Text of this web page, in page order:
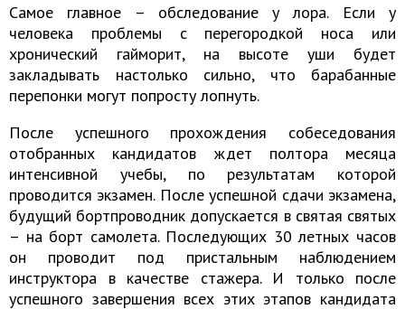
Самое главное – обследование у лора. Если у
человека проблемы с перегородкой носа или
хронический гайморит, на высоте уши будет
закладывать настолько сильно, что барабанные
перепонки могут попросту лопнуть.
После успешного прохождения собеседования
отобранных кандидатов ждет полтора месяца
интенсивной учебы, по результатам которой
проводится экзамен. После успешной сдачи экзамена,
будущий бортпроводник допускается в святая святых
– на борт самолета. Последующих 30 летных часов
он проводит под пристальным наблюдением
инструктора в качестве стажера. И только после
успешного завершения всех этих этапов кандидата